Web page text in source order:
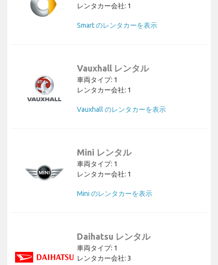
レンタカー会社: 1
Smart のレンタカーを表示
Vauxhall レンタル
車両タイプ: 1
レンタカー会社: 1
Vauxhall のレンタカーを表示
Mini レンタル
車両タイプ: 1
レンタカー会社: 1
Mini のレンタカーを表示
Daihatsu レンタル
車両タイプ: 1
レンタカー会社: 3